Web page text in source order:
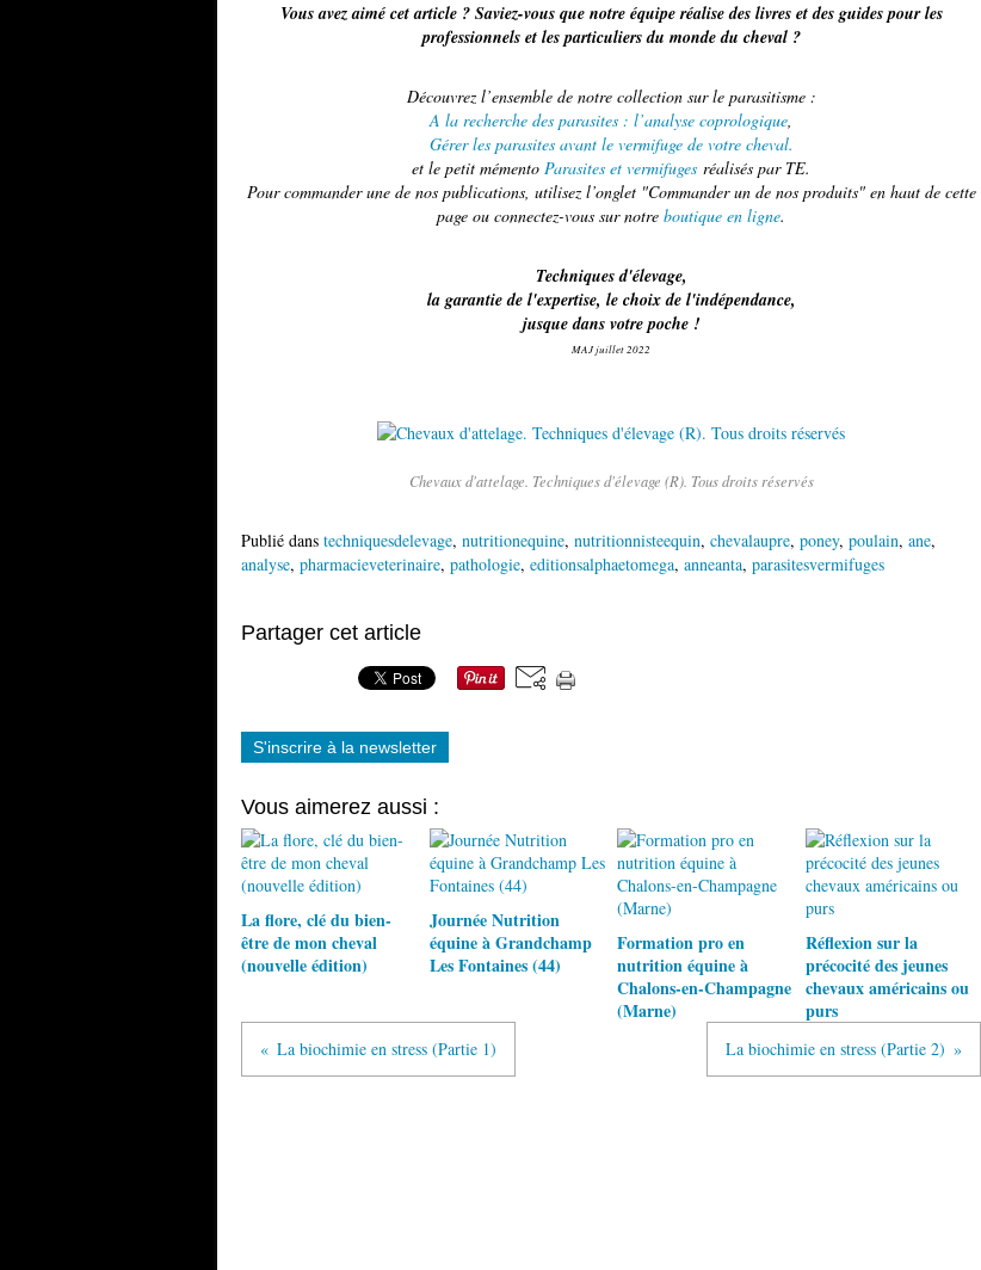
Vous avez aimé cet article ? Saviez-vous que notre équipe réalise des livres et des guides pour les
professionnels et les particuliers du monde du cheval ?
Découvrez l’ensemble de notre collection sur le parasitisme :
A la recherche des parasites : l’analyse coprologique,
Gérer les parasites avant le vermifuge de votre cheval.
et le petit mémento Parasites et vermifuges réalisés par TE.
Pour commander une de nos publications, utilisez l’onglet "Commander un de nos produits" en haut de cette
page ou connectez-vous sur notre boutique en ligne.
Techniques d'élevage,
la garantie de l'expertise, le choix de l'indépendance,
jusque dans votre poche !
MAJ juillet 2022
Chevaux d'attelage. Techniques d'élevage (R). Tous droits réservés
Publié dans techniquesdelevage, nutritionequine, nutritionnisteequin, chevalaupre, poney, poulain, ane,
analyse, pharmacieveterinaire, pathologie, editionsalphaetomega, anneanta, parasitesvermifuges
Partager cet article
S'inscrire à la newsletter
Vous aimerez aussi :
La flore, clé du bien-
être de mon cheval
(nouvelle édition)
Journée Nutrition
équine à Grandchamp
Les Fontaines (44)
Formation pro en
nutrition équine à
Chalons-en-Champagne
(Marne)
Réflexion sur la
précocité des jeunes
chevaux américains ou
purs
La biochimie en stress (Partie 1) La biochimie en stress (Partie 2)